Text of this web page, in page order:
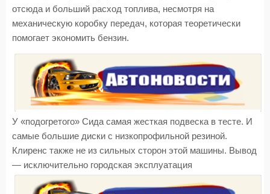
отсюда и больший расход топлива, несмотря на
механическую коробку передач, которая теоретически
помогает экономить бензин.
У «подогретого» Сида самая жесткая подвеска в тесте. И
самые большие диски с низкопрофильной резиной.
Клиренс также не из сильных сторон этой машины. Вывод
— исключительно городская эксплуатация